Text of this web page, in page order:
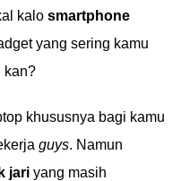
kalo smartphone
yang sering kamu
kan?
khususnya bagi kamu
guys. Namun
jari yang masih